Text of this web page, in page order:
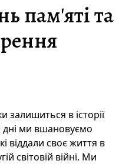
пам'яті та
залишиться в історії
дні ми вшановуємо
віддали своє життя в
світовій війні. Ми